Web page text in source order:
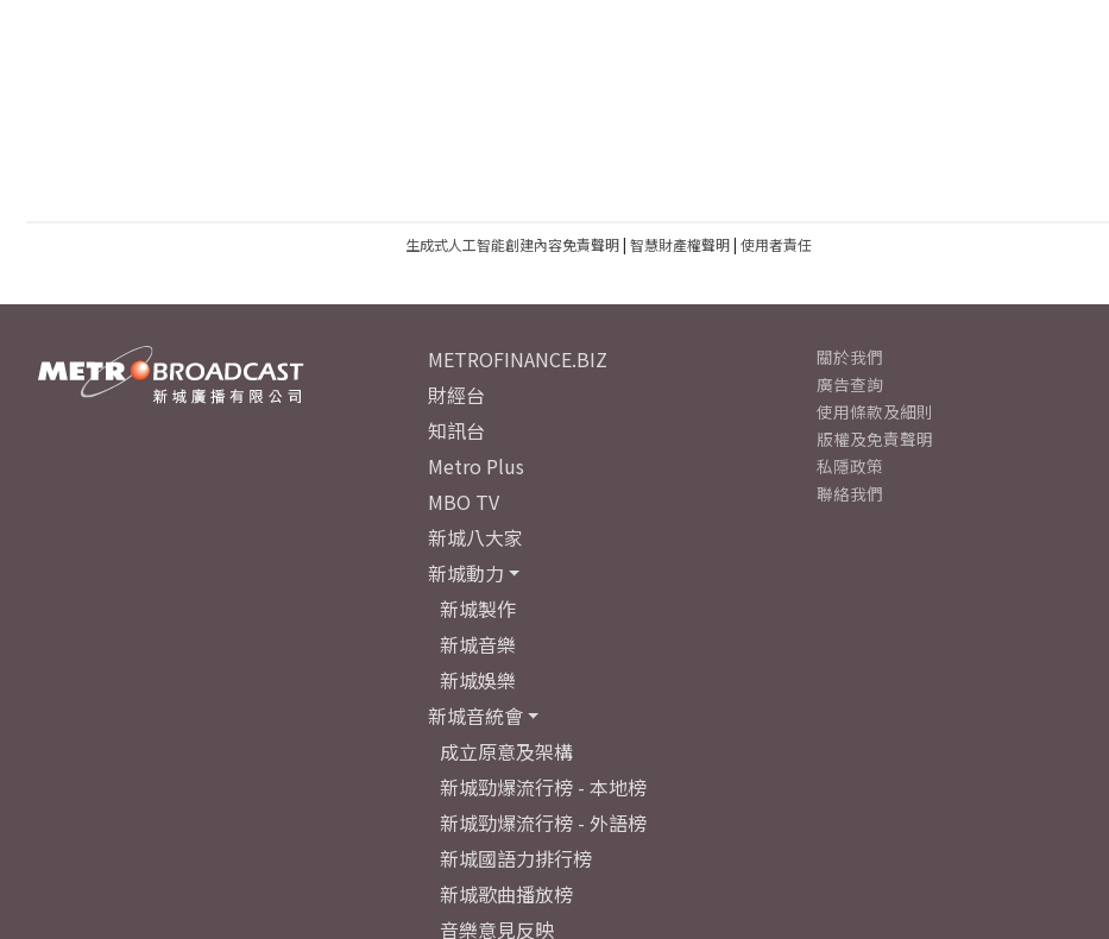
生成式人工智能創建內容免責聲明| 智慧財產權聲明| 使用者責任
METROFINANCE.BIZ
財經台
知訊台
Metro Plus
MBO TV
新城八大家
新城動力
新城製作
新城音樂
新城娛樂
新城音統會
成立原意及架構
新城勁爆流行榜 - 本地榜
新城勁爆流行榜 - 外語榜
新城國語力排行榜
新城歌曲播放榜
音樂意見反映
關於我們
廣告查詢
使用條款及細則
版權及免責聲明
私隱政策
聯絡我們